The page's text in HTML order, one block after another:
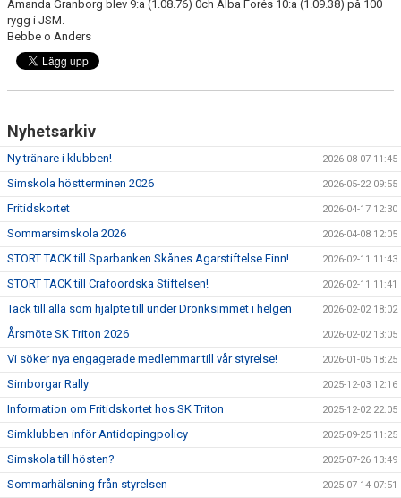
Amanda Granborg blev 9:a (1.08.76) 0ch Alba Forés 10:a (1.09.38) på 100
rygg i JSM.
Bebbe o Anders
Nyhetsarkiv
Ny tränare i klubben! 2026-08-07 11:45
Simskola höstterminen 2026 2026-05-22 09:55
Fritidskortet 2026-04-17 12:30
Sommarsimskola 2026 2026-04-08 12:05
STORT TACK till Sparbanken Skånes Ägarstiftelse Finn! 2026-02-11 11:43
STORT TACK till Crafoordska Stiftelsen! 2026-02-11 11:41
Tack till alla som hjälpte till under Dronksimmet i helgen 2026-02-02 18:02
Årsmöte SK Triton 2026 2026-02-02 13:05
Vi söker nya engagerade medlemmar till vår styrelse! 2026-01-05 18:25
Simborgar Rally 2025-12-03 12:16
Information om Fritidskortet hos SK Triton 2025-12-02 22:05
Simklubben inför Antidopingpolicy 2025-09-25 11:25
Simskola till hösten? 2025-07-26 13:49
Sommarhälsning från styrelsen 2025-07-14 07:51